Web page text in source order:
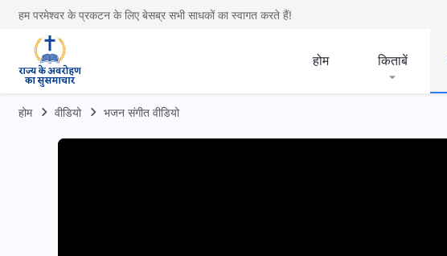
हम परमेश्वर के प्रकटन के लिए बेसब्र सभी साधकों का स्वागत करते हैं!
होम किताबें
होम वीडियो भजन संगीत वीडियो